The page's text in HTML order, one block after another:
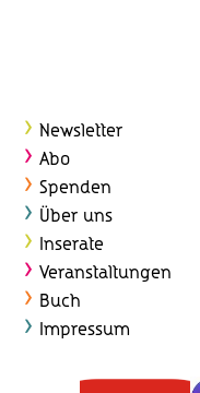
Newsletter
Abo
Spenden
Über uns
Inserate
Veranstaltungen
Buch
Impressum